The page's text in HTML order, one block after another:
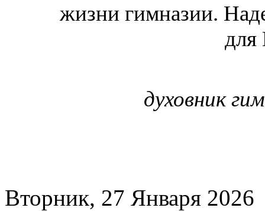
жизни гимназии.
для
духовник
Вторник, 27 Января 2026